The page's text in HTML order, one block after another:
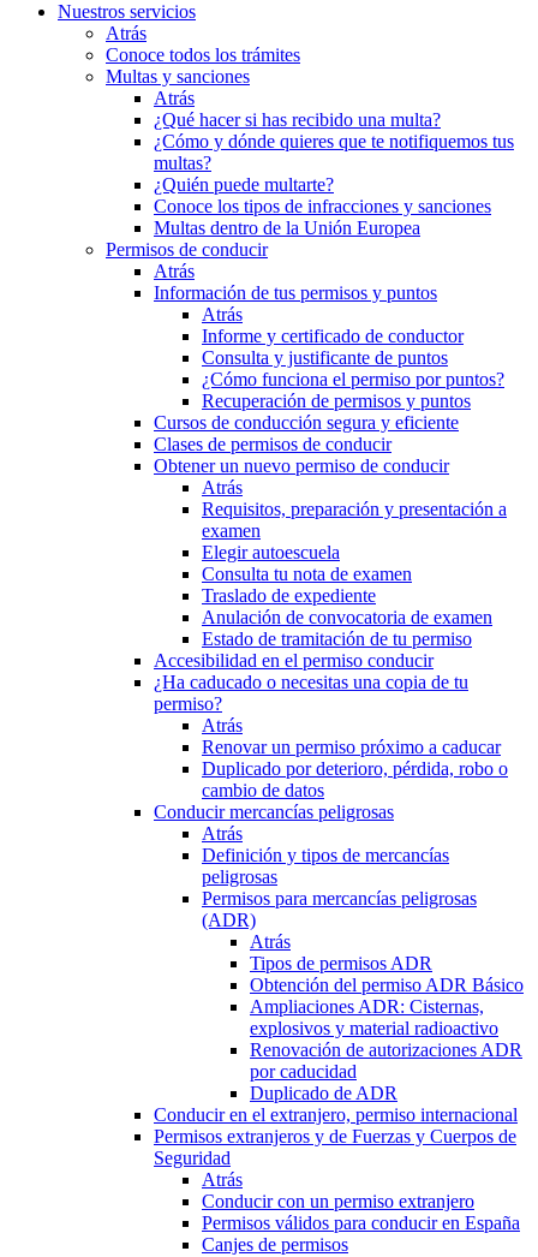
Nuestros servicios
Atrás
Conoce todos los trámites
Multas y sanciones
Atrás
¿Qué hacer si has recibido una multa?
¿Cómo y dónde quieres que te notifiquemos tus
multas?
¿Quién puede multarte?
Conoce los tipos de infracciones y sanciones
Multas dentro de la Unión Europea
Permisos de conducir
Atrás
Información de tus permisos y puntos
Atrás
Informe y certificado de conductor
Consulta y justificante de puntos
¿Cómo funciona el permiso por puntos?
Recuperación de permisos y puntos
Cursos de conducción segura y eficiente
Clases de permisos de conducir
Obtener un nuevo permiso de conducir
Atrás
Requisitos, preparación y presentación a
examen
Elegir autoescuela
Consulta tu nota de examen
Traslado de expediente
Anulación de convocatoria de examen
Estado de tramitación de tu permiso
Accesibilidad en el permiso conducir
¿Ha caducado o necesitas una copia de tu
permiso?
Atrás
Renovar un permiso próximo a caducar
Duplicado por deterioro, pérdida, robo o
cambio de datos
Conducir mercancías peligrosas
Atrás
Definición y tipos de mercancías
peligrosas
Permisos para mercancías peligrosas
(ADR)
Atrás
Tipos de permisos ADR
Obtención del permiso ADR Básico
Ampliaciones ADR: Cisternas,
explosivos y material radioactivo
Renovación de autorizaciones ADR
por caducidad
Duplicado de ADR
Conducir en el extranjero, permiso internacional
Permisos extranjeros y de Fuerzas y Cuerpos de
Seguridad
Atrás
Conducir con un permiso extranjero
Permisos válidos para conducir en España
Canjes de permisos